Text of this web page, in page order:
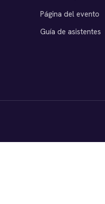
Página del evento
Guía de asistentes